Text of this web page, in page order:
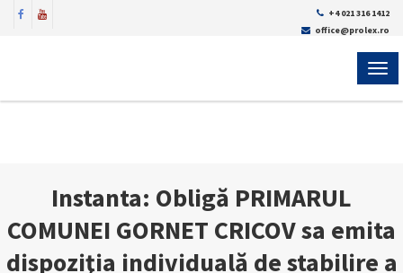
+4 021 316 1412
office@prolex.ro
Instanta: Obligă PRIMARUL
COMUNEI GORNET CRICOV sa emita
dispoziţia individuală de stabilire a